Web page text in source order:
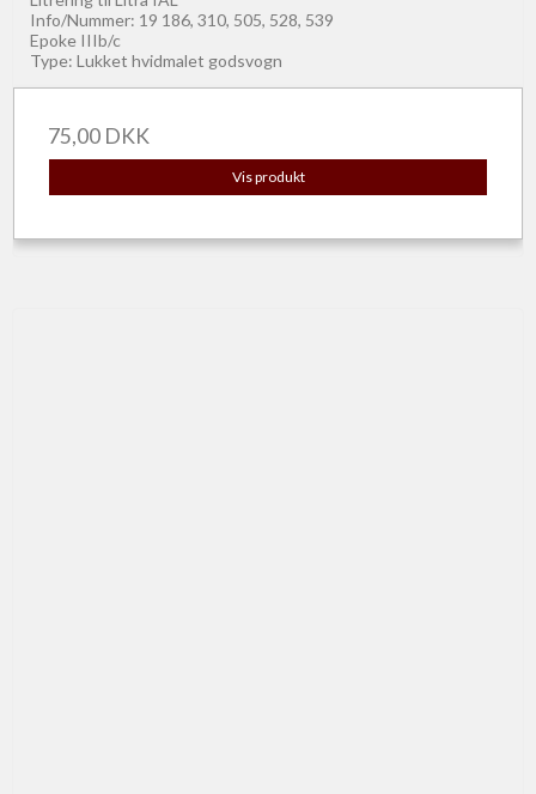
Info/Nummer: 19 186, 310, 505, 528, 539
Epoke IIIb/c
Type: Lukket hvidmalet godsvogn
75,00 DKK
Vis produkt